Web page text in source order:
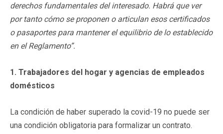
derechos fundamentales del interesado. Habrá que ver
por tanto cómo se proponen o articulan esos certificados
o pasaportes para mantener el equilibrio de lo establecido
en el Reglamento”.
1. Trabajadores del hogar y agencias de empleados
domésticos
La condición de haber superado la covid-19 no puede ser
una condición obligatoria para formalizar un contrato.